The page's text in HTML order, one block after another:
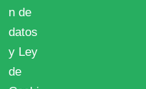
n de
datos
y Ley
de